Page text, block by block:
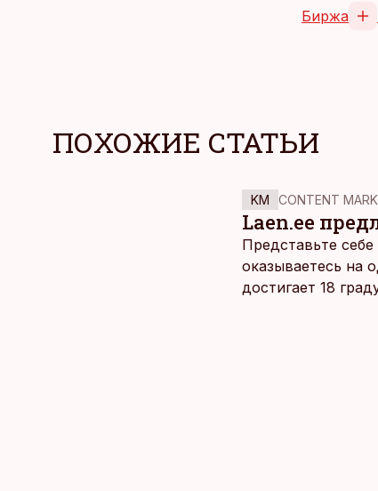
Биржа
ПОХОЖИЕ СТАТЬИ
KM CONTENT
Laen.ee
Представьте
оказываетесь на
достигает 18